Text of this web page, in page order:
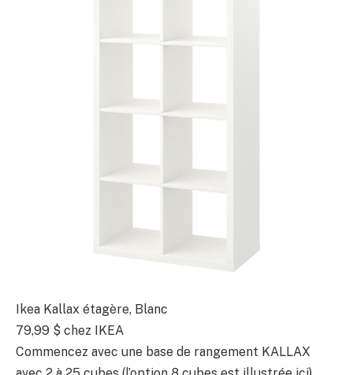
Ikea Kallax étagère, Blanc
79,99 $ chez IKEA
Commencez avec une base de rangement KALLAX